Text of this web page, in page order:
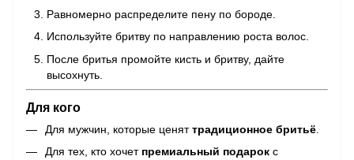
Равномерно распределите пену по бороде.
Используйте бритву по направлению роста волос.
После бритья промойте кисть и бритву, дайте
высохнуть.
Для кого
Для мужчин, которые ценяттрадиционное бритьё
Для тех, кто хочет премиальный подарок с